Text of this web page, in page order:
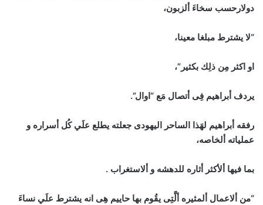
دولارحسب سخاءَ ألزبون،
“لا يشترط مبلغا معينا،
او اكثر مِن ذلِك بكثير”،
يردف أبراهيم فِى أتصال مَع “اوال”.
رفقه أبراهيم لهَذا الساحر اليهودى جعلته يطلع علَي كُل أسراره و
عملياته ألخاصه،
بما فيها ألأكثر أثاره للدهشه و ألاستغراب .
“من ألاعمال ألمثيره ألَّتِى يقُوم بها حاييم هِى انه يشترط علَي نساءَ